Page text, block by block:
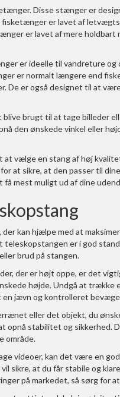
Disse stænger er
er lavet af
er lavet af mere holdbart
er ideelle til vandreture og
er normalt længere end
er også designet til at
brugt til at tage billeder
den ønskede vinkel eller
vælge en stang af høj
at sikre, at den passer til
mest muligt ud af dine
kan hjælpe med at
er i god
brud på stangen.
der er højt oppe, er det
højde. Undgå at trække
en jævn og kontrolleret
eller det objekt, du
opnå stabilitet og sikkerhed.
område.
videoer, kan det være en
sikre, at du får stabile og
på markedet, så sørg for